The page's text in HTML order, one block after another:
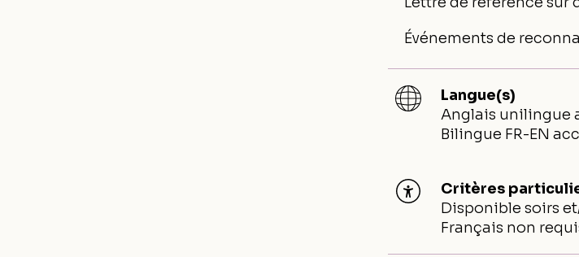
Événements de
Langue(s)
Anglais unilingue
Bilingue FR-EN
Critères
Disponible soirs
Français non